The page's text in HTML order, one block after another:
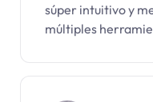
súper intuitivo y
múltiples